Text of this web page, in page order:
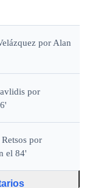
por Alan
por
por
el 84'